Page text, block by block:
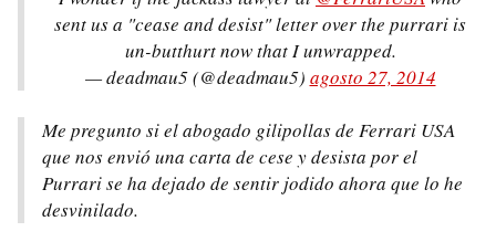
sent us a "cease and desist" letter over the purrari is
un-butthurt now that I unwrapped.
— deadmau5 (@deadmau5) agosto 27, 2014
Me pregunto si el abogado gilipollas de Ferrari USA
que nos envió una carta de cese y desista por el
Purrari se ha dejado de sentir jodido ahora que lo he
desvinilado.